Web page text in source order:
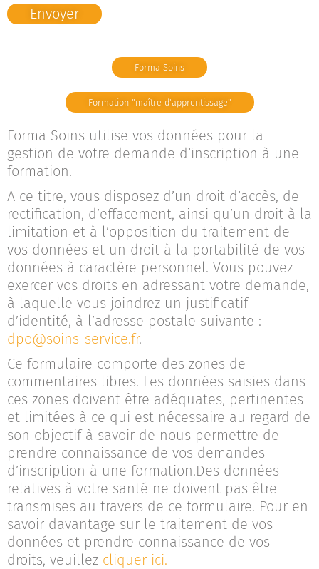
Envoyer
Forma Soins
Formation "maître d'apprentissage"
Forma Soins utilise vos données pour la
gestion de votre demande d’inscription à une
formation.
A ce titre, vous disposez d’un droit d’accès, de
rectification, d’effacement, ainsi qu’un droit à la
limitation et à l’opposition du traitement de
vos données et un droit à la portabilité de vos
données à caractère personnel. Vous pouvez
exercer vos droits en adressant votre demande,
à laquelle vous joindrez un justificatif
d’identité, à l’adresse postale suivante :
dpo@soins-service.fr.
Ce formulaire comporte des zones de
commentaires libres. Les données saisies dans
ces zones doivent être adéquates, pertinentes
et limitées à ce qui est nécessaire au regard de
son objectif à savoir de nous permettre de
prendre connaissance de vos demandes
d’inscription à une formation.Des données
relatives à votre santé ne doivent pas être
transmises au travers de ce formulaire. Pour en
savoir davantage sur le traitement de vos
données et prendre connaissance de vos
droits, veuillez cliquer ici.